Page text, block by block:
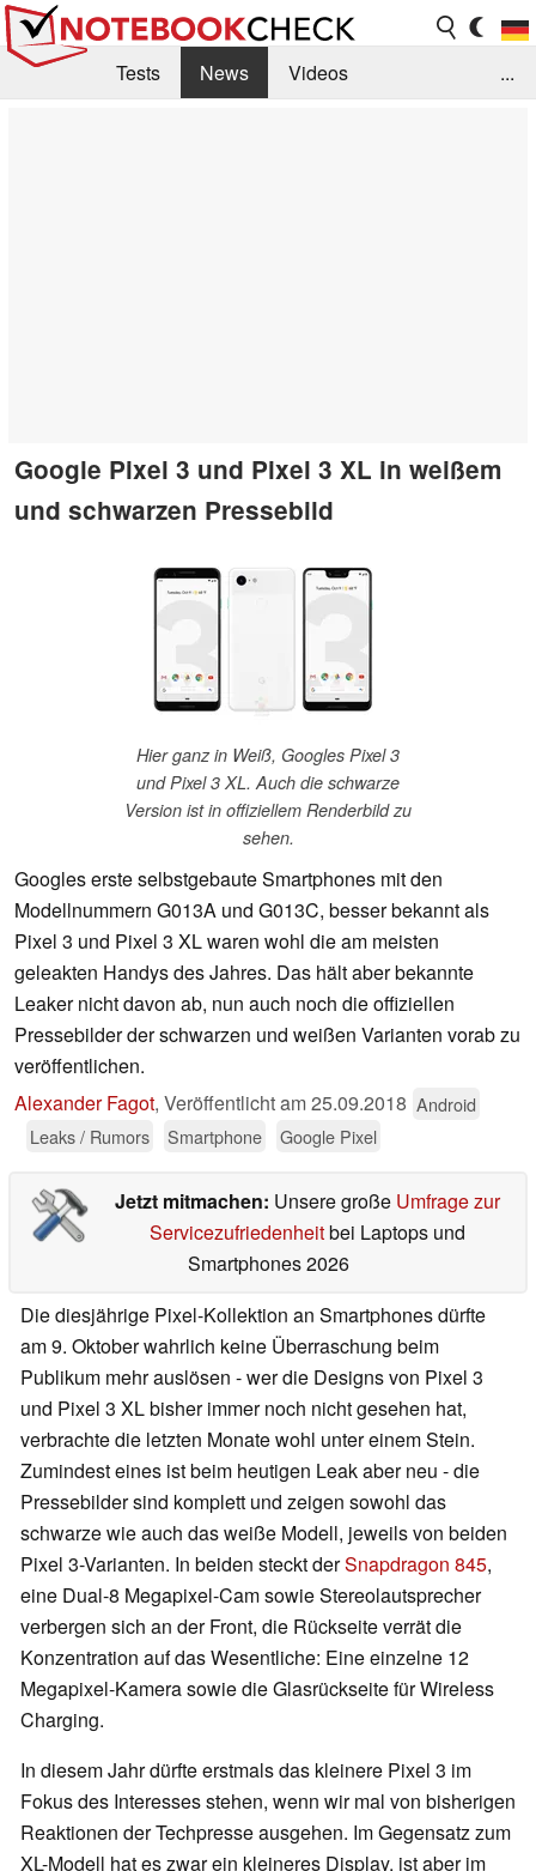
Tests News
Videos
...
Google Pixel 3 und Pixel 3 XL in weißem
und schwarzen Pressebild
Hier ganz in Weiß, Googles Pixel 3
und Pixel 3 XL. Auch die schwarze
Version ist in offiziellem Renderbild zu
sehen.
Googles erste selbstgebaute Smartphones mit den
Modellnummern G013A und G013C, besser bekannt als
Pixel 3 und Pixel 3 XL waren wohl die am meisten
geleakten Handys des Jahres. Das hält aber bekannte
Leaker nicht davon ab, nun auch noch die offiziellen
Pressebilder der schwarzen und weißen Varianten vorab zu
veröffentlichen.
Alexander Fagot, Veröffentlicht am25.09.2018 Android
Leaks / Rumors
Smartphone Google Pixel
Jetzt mitmachen: Unsere große Umfrage zur
Servicezufriedenheitbei Laptops und
Smartphones 2026
Die diesjährige Pixel-Kollektion an Smartphones dürfte
am 9. Oktober wahrlich keine Überraschung beim
Publikum mehr auslösen - wer die Designs von Pixel 3
und Pixel 3 XL bisher immer noch nicht gesehen hat,
verbrachte die letzten Monate wohl unter einem Stein.
Zumindest eines ist beim heutigen Leak aber neu - die
Pressebilder sind komplett und zeigen sowohl das
schwarze wie auch das weiße Modell, jeweils von beiden
Pixel 3-Varianten. In beiden steckt derSnapdragon 845,
eine Dual-8 Megapixel-Cam sowie Stereolautsprecher
verbergen sich an der Front, die Rückseite verrät die
Konzentration auf das Wesentliche: Eine einzelne 12
Megapixel-Kamera sowie die Glasrückseite für Wireless
Charging.
In diesem Jahr dürfte erstmals das kleinere Pixel 3 im
Fokus des Interesses stehen, wenn wir mal von bisherigen
Reaktionen der Techpresse ausgehen. Im Gegensatz zum
XL-Modell hat es zwar ein kleineres Display, ist aber im